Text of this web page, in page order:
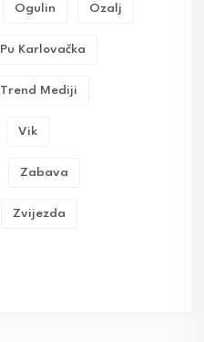
Ogulin Ozalj
Pu Karlovačka
Trend Mediji
Vik
Zabava
Zvijezda